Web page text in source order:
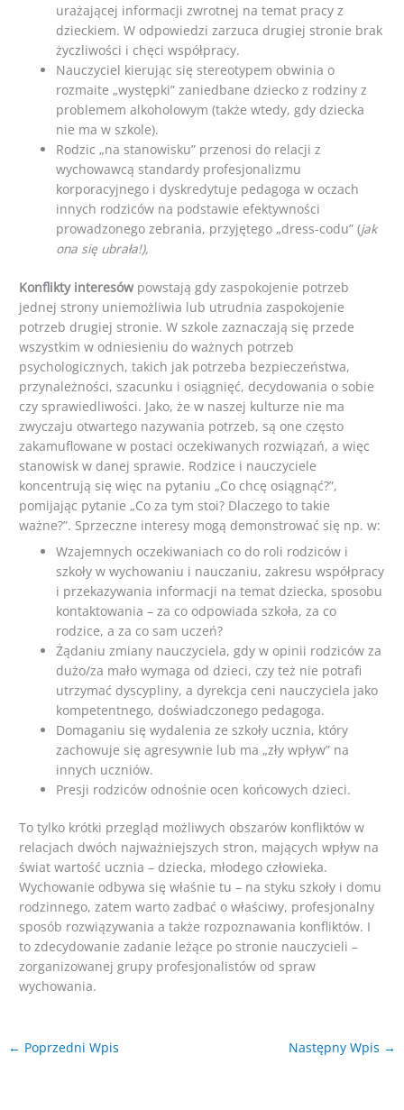
urażającej informacji zwrotnej na temat pracy z
dzieckiem. W odpowiedzi zarzuca drugiej stronie brak
życzliwości i chęci współpracy.
Nauczyciel kierując się stereotypem obwinia o
rozmaite „występki” zaniedbane dziecko z rodziny z
problemem alkoholowym (także wtedy, gdy dziecka
nie ma w szkole).
Rodzic „na stanowisku” przenosi do relacji z
wychowawcą standardy profesjonalizmu
korporacyjnego i dyskredytuje pedagoga w oczach
innych rodziców na podstawie efektywności
prowadzonego zebrania, przyjętego „dress-codu” (jak
ona się ubrała!),
Konflikty interesów powstają gdy zaspokojenie potrzeb
jednej strony uniemożliwia lub utrudnia zaspokojenie
potrzeb drugiej stronie. W szkole zaznaczają się przede
wszystkim w odniesieniu do ważnych potrzeb
psychologicznych, takich jak potrzeba bezpieczeństwa,
przynależności, szacunku i osiągnięć, decydowania o sobie
czy sprawiedliwości. Jako, że w naszej kulturze nie ma
zwyczaju otwartego nazywania potrzeb, są one często
zakamuflowane w postaci oczekiwanych rozwiązań, a więc
stanowisk w danej sprawie. Rodzice i nauczyciele
koncentrują się więc na pytaniu „Co chcę osiągnąć?”,
pomijając pytanie „Co za tym stoi? Dlaczego to takie
ważne?”. Sprzeczne interesy mogą demonstrować się np. w:
Wzajemnych oczekiwaniach co do roli rodziców i
szkoły w wychowaniu i nauczaniu, zakresu współpracy
i przekazywania informacji na temat dziecka, sposobu
kontaktowania – za co odpowiada szkoła, za co
rodzice, a za co sam uczeń?
Żądaniu zmiany nauczyciela, gdy w opinii rodziców za
dużo/za mało wymaga od dzieci, czy też nie potrafi
utrzymać dyscypliny, a dyrekcja ceni nauczyciela jako
kompetentnego, doświadczonego pedagoga.
Domaganiu się wydalenia ze szkoły ucznia, który
zachowuje się agresywnie lub ma „zły wpływ” na
innych uczniów.
Presji rodziców odnośnie ocen końcowych dzieci.
To tylko krótki przegląd możliwych obszarów konfliktów w
relacjach dwóch najważniejszych stron, mających wpływ na
świat wartość ucznia – dziecka, młodego człowieka.
Wychowanie odbywa się właśnie tu – na styku szkoły i domu
rodzinnego, zatem warto zadbać o właściwy, profesjonalny
sposób rozwiązywania a także rozpoznawania konfliktów. I
to zdecydowanie zadanie leżące po stronie nauczycieli –
zorganizowanej grupy profesjonalistów od spraw
wychowania.
← Poprzedni Wpis Następny Wpis →